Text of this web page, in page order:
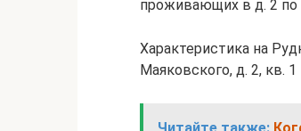
проживающих в д. 2 по
Характеристика на
Маяковского, д. 2, кв. 1